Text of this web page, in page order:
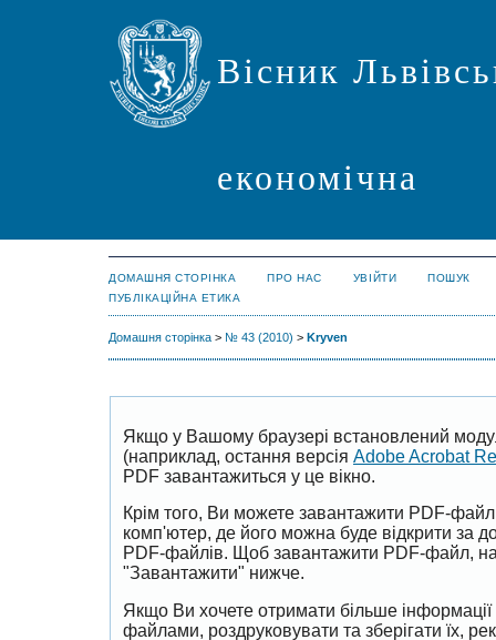
Вісник
економічна
ДОМАШНЯ СТОРІНКА ПРО НАС УВІЙТИ
ПОШУК
ПУБЛІКАЦІЙНА ЕТИКА
Домашня сторінка > № 43 (2010) > Kryven
Якщо у Вашому браузері встановлений
(наприклад, остання версія Adobe Acrobat
PDF завантажиться у це вікно.
Крім того, Ви можете завантажити PDF-
комп'ютер, де його можна буде відкрити за
PDF-файлів. Щоб завантажити PDF-файл,
"Завантажити" нижче.
Якщо Ви хочете отримати більше
файлами, роздруковувати та зберігати їх,